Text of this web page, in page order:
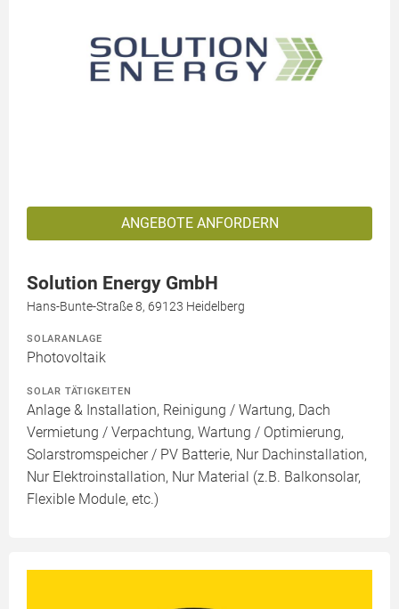
ANGEBOTE ANFORDERN
Solution Energy GmbH
Hans-Bunte-Straße 8, 69123 Heidelberg
SOLARANLAGE
Photovoltaik
SOLAR TÄTIGKEITEN
Anlage & Installation, Reinigung / Wartung, Dach
Vermietung / Verpachtung, Wartung / Optimierung,
Solarstromspeicher / PV Batterie, Nur Dachinstallation,
Nur Elektroinstallation, Nur Material (z.B. Balkonsolar,
Flexible Module, etc.)